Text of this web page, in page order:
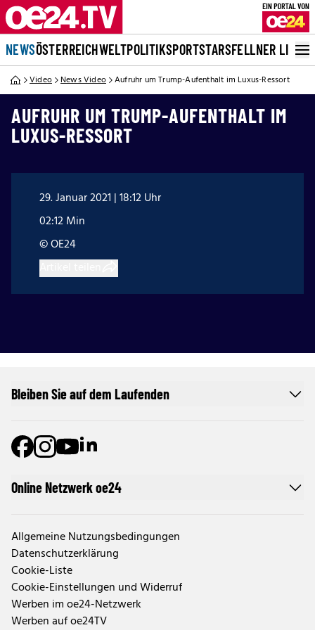
NEWSÖSTERREICHWELTPOLITIKSPORTSTARSFELLNER LIVE
Video News Video Aufruhr um Trump-Aufenthalt im Luxus-Ressort
AUFRUHR UM TRUMP-AUFENTHALT IM
LUXUS-RESSORT
29. Januar 2021 | 18:12 Uhr
02:12 Min
© OE24
Online Netzwerk oe24
Allgemeine Nutzungsbedingungen
Datenschutzerklärung
Cookie-Liste
Cookie-Einstellungen und Widerruf
Werben im oe24-Netzwerk
Werben auf oe24TV
Bleiben Sie auf dem Laufenden